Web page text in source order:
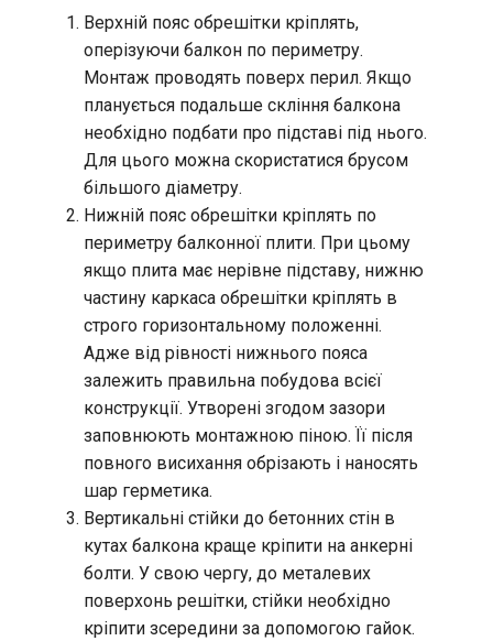
Верхній пояс обрешітки кріплять,
оперізуючи балкон по периметру.
Монтаж проводять поверх перил. Якщо
планується подальше скління балкона
необхідно подбати про підставі під нього.
Для цього можна скористатися брусом
більшого діаметру.
Нижній пояс обрешітки кріплять по
периметру балконної плити. При цьому
якщо плита має нерівне підставу, нижню
частину каркаса обрешітки кріплять в
строго горизонтальному положенні.
Адже від рівності нижнього пояса
залежить правильна побудова всієї
конструкції. Утворені згодом зазори
заповнюють монтажною піною. Її після
повного висихання обрізають і наносять
шар герметика.
Вертикальні стійки до бетонних стін в
кутах балкона краще кріпити на анкерні
болти. У свою чергу, до металевих
поверхонь решітки, стійки необхідно
кріпити зсередини за допомогою гайок.